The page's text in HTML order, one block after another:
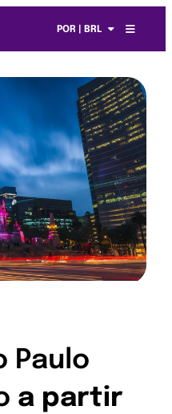
POR | BRL
Paulo
a partir